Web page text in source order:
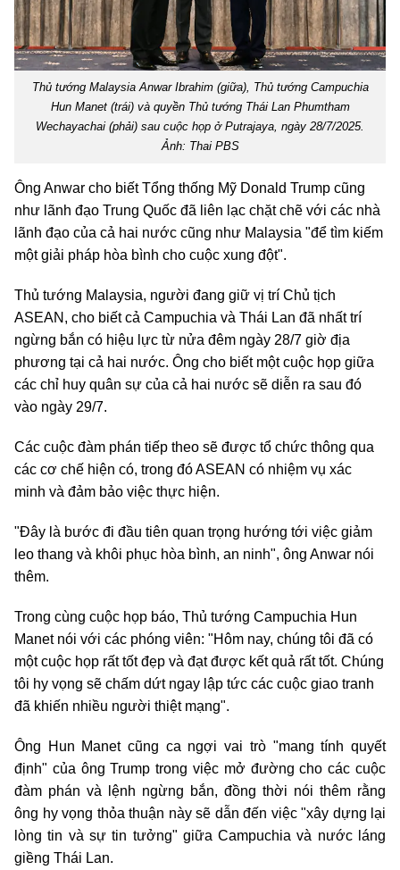
Thủ tướng Malaysia Anwar Ibrahim (giữa), Thủ tướng Campuchia
Hun Manet (trái) và quyền Thủ tướng Thái Lan Phumtham
Wechayachai (phải) sau cuộc họp ở Putrajaya, ngày 28/7/2025.
Ảnh: Thai PBS
Ông Anwar cho biết Tổng thống Mỹ Donald Trump cũng
như lãnh đạo Trung Quốc đã liên lạc chặt chẽ với các nhà
lãnh đạo của cả hai nước cũng như Malaysia "để tìm kiếm
một giải pháp hòa bình cho cuộc xung đột".
Thủ tướng Malaysia, người đang giữ vị trí Chủ tịch
ASEAN, cho biết cả Campuchia và Thái Lan đã nhất trí
ngừng bắn có hiệu lực từ nửa đêm ngày 28/7 giờ địa
phương tại cả hai nước. Ông cho biết một cuộc họp giữa
các chỉ huy quân sự của cả hai nước sẽ diễn ra sau đó
vào ngày 29/7.
Các cuộc đàm phán tiếp theo sẽ được tổ chức thông qua
các cơ chế hiện có, trong đó ASEAN có nhiệm vụ xác
minh và đảm bảo việc thực hiện.
"Đây là bước đi đầu tiên quan trọng hướng tới việc giảm
leo thang và khôi phục hòa bình, an ninh", ông Anwar nói
thêm.
Trong cùng cuộc họp báo, Thủ tướng Campuchia Hun
Manet nói với các phóng viên: "Hôm nay, chúng tôi đã có
một cuộc họp rất tốt đẹp và đạt được kết quả rất tốt. Chúng
tôi hy vọng sẽ chấm dứt ngay lập tức các cuộc giao tranh
đã khiến nhiều người thiệt mạng".
Ông Hun Manet cũng ca ngợi vai trò "mang tính quyết
định" của ông Trump trong việc mở đường cho các cuộc
đàm phán và lệnh ngừng bắn, đồng thời nói thêm rằng
ông hy vọng thỏa thuận này sẽ dẫn đến việc "xây dựng lại
lòng tin và sự tin tưởng" giữa Campuchia và nước láng
giềng Thái Lan.